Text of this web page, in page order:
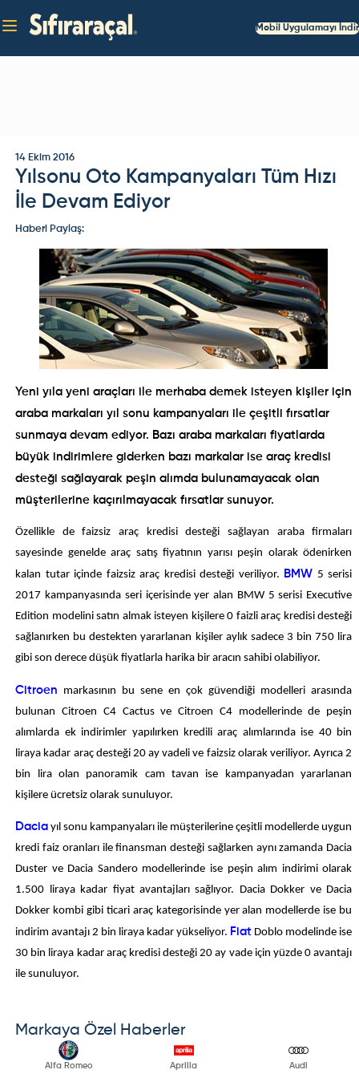
Mobil Uygulamayı İndir
14 Ekim 2016
Yılsonu Oto Kampanyaları Tüm Hızı
İle Devam Ediyor
Haberi Paylaş:
Yeni yıla yeni araçları ile merhaba demek isteyen kişiler için
araba markaları yıl sonu kampanyaları ile çeşitli fırsatlar
sunmaya devam ediyor. Bazı araba markaları fiyatlarda
büyük indirimlere giderken bazı markalar ise araç kredisi
desteği sağlayarak peşin alımda bulunamayacak olan
müşterilerine kaçırılmayacak fırsatlar sunuyor.
Özellikle de faizsiz araç kredisi desteği sağlayan araba firmaları
sayesinde genelde araç satış fiyatının yarısı peşin olarak ödenirken
kalan tutar içinde faizsiz araç kredisi desteği veriliyor. BMW 5 serisi
2017 kampanyasında seri içerisinde yer alan BMW 5 serisi Executive
Edition modelini satın almak isteyen kişilere 0 faizli araç kredisi desteği
sağlanırken bu destekten yararlanan kişiler aylık sadece 3 bin 750 lira
gibi son derece düşük fiyatlarla harika bir aracın sahibi olabiliyor.
Citroen
markasının bu sene en çok güvendiği modelleri arasında
bulunan Citroen C4 Cactus ve Citroen C4 modellerinde de peşin
alımlarda ek indirimler yapılırken kredili araç alımlarında ise 40 bin
liraya kadar araç desteği 20 ay vadeli ve faizsiz olarak veriliyor. Ayrıca 2
bin lira olan panoramik cam tavan ise kampanyadan yararlanan
kişilere ücretsiz olarak sunuluyor.
Dacia yıl sonu kampanyaları ile müşterilerine çeşitli modellerde uygun
kredi faiz oranları ile finansman desteği sağlarken aynı zamanda Dacia
Duster ve Dacia Sandero modellerinde ise peşin alım indirimi olarak
1.500 liraya kadar fiyat avantajları sağlıyor. Dacia Dokker ve Dacia
Dokker kombi gibi ticari araç kategorisinde yer alan modellerde ise bu
indirim avantajı 2 bin liraya kadar yükseliyor. Fiat Doblo modelinde ise
30 bin liraya kadar araç kredisi desteği 20 ay vade için yüzde 0 avantajı
ile sunuluyor.
Markaya Özel Haberler
Alfa Romeo Aprilia Audi